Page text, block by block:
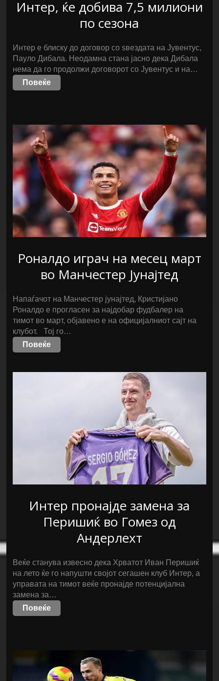
Интер, ќе добива 7,5 милиони
по сезона
Интер е блиску до договор со ѕвездата на Јувентус,
Пауло Дибала. Неодамна стана јасно дека Дибала
нема да го продолжи договорот со Јувентус и на…
Повеќе
Роналдо играч на месец март
во Манчестер Јунајтед
Напаѓачот на Манчестер јунајтед, Кристијано
Роналдо е прогласен за најдобар фудбалер на
тимот во март, објавено е на официјалниот сајт на
клубот. Тој го…
Повеќе
Интер пронајде замена за
Перишиќ во Гомез од
Андерлехт
Веќе станува извесно дека Хрватот Иван Перишиќ
на лето ќе го напушти својот сегашен клуб Интер, а
управата на тимот веќе пронајде потенцијална
замена за…
Повеќе